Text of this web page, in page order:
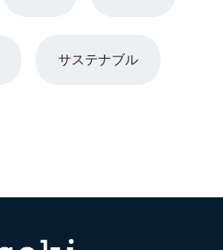
サステナブル